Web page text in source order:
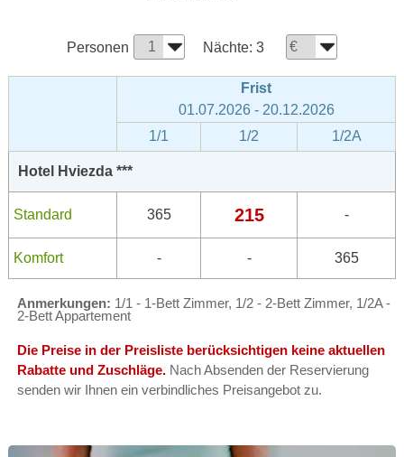
Personen Nächte: 3
Frist
01.07.2026 - 20.12.2026
1/1
1/2 1/2A
Hotel Hviezda ***
Standard 365 215 -
Komfort - - 365
Anmerkungen: 1/1 - 1-Bett Zimmer, 1/2 - 2-Bett Zimmer, 1/2A -
2-Bett Appartement
Die Preise in der Preisliste berücksichtigen keine aktuellen
Rabatte und Zuschläge. Nach Absenden der Reservierung
senden wir Ihnen ein verbindliches Preisangebot zu.